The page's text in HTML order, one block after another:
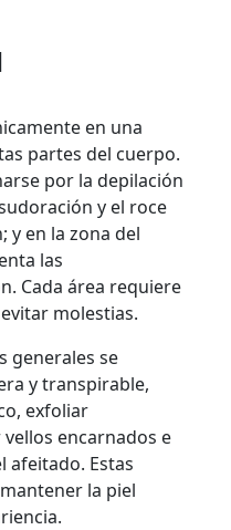
en una
partes del cuerpo.
por la depilación
y el roce
y en la zona del
las
Cada área requiere
molestias.
generales se
y transpirable,
exfoliar
encarnados e
afeitado. Estas
la piel